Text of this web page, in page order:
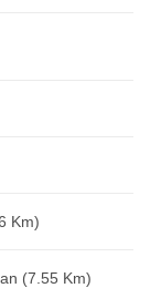
Km)
(7.55 Km)